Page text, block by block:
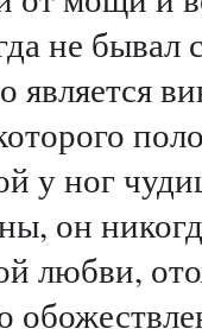
не бывал
является
у ног
он
любви,